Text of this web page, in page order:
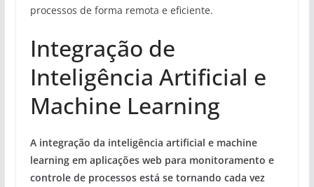
processos de forma remota e eficiente.
Integração de
Inteligência Artificial e
Machine Learning
A integração da inteligência artificial e machine
learning em aplicações web para monitoramento e
controle de processos está se tornando cada vez